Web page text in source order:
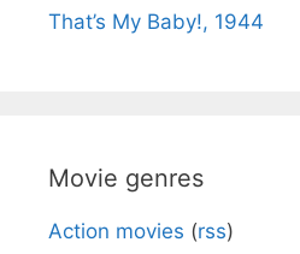
That’s My Baby!, 1944
Movie genres
Action movies (rss)